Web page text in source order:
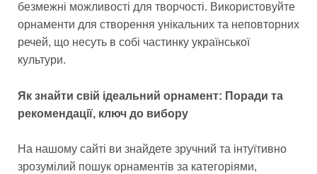
безмежні можливості для творчості. Використовуйте
орнаменти для створення унікальних та неповторних
речей, що несуть в собі частинку української
культури.
Як знайти свій ідеальний орнамент: Поради та
рекомендації, ключ до вибору
На нашому сайті ви знайдете зручний та інтуїтивно
зрозумілий пошук орнаментів за категоріями,